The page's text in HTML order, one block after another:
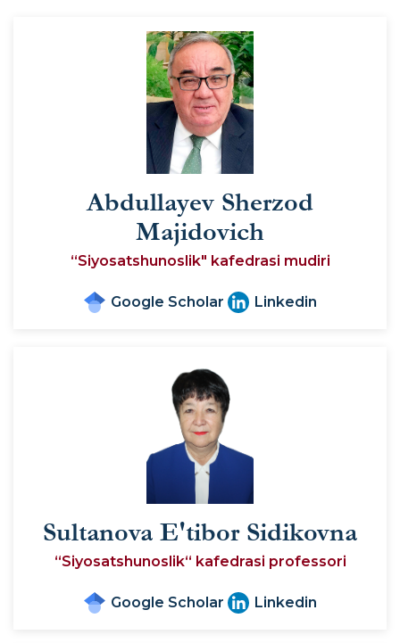
Abdullayev Sherzod
Majidovich
“Siyosatshunoslik" kafedrasi mudiri
Google Scholar Linkedin
Sultanova E'tibor Sidikovna
“Siyosatshunoslik“ kafedrasi professori
Google Scholar Linkedin